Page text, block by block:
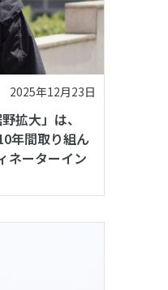
2025年12月23日
拡大」は、
年間取り組ん
ネーターイン